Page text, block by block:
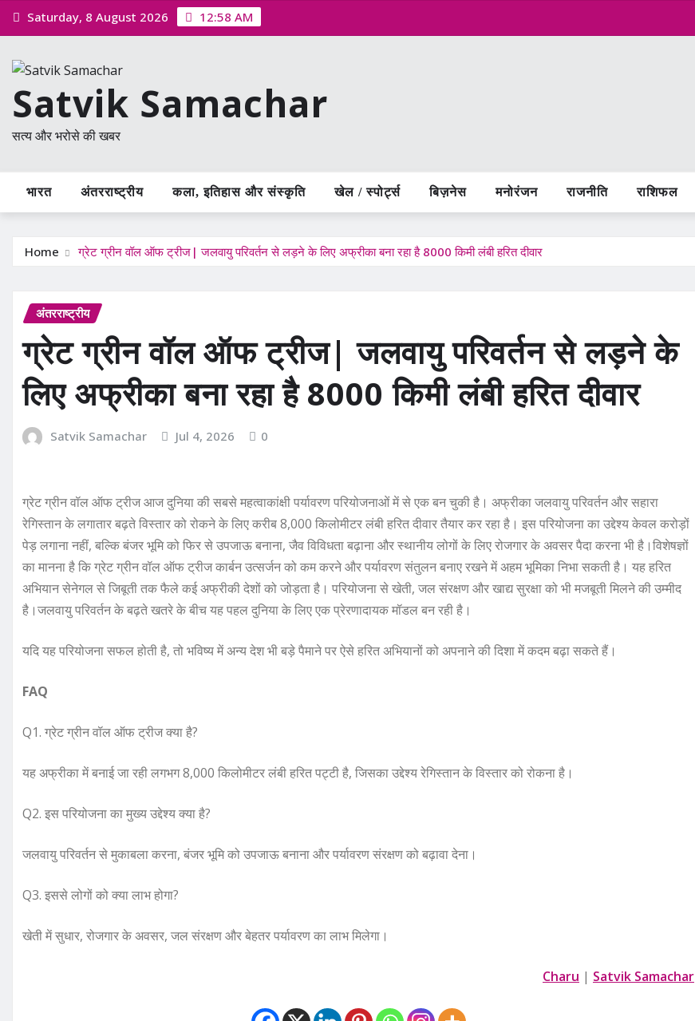
Skip Saturday, 8 August 2026 12:58 AM
Satvik Samachar
सत्य और भरोसे की खबर
भारत अंतरराष्ट्रीय कला, इतिहास और संस्कृति खेल / स्पोर्ट्स बिज़नेस मनोरंजन राजनीति राशिफल
Home ग्रेट ग्रीन वॉल ऑफ ट्रीज| जलवायु परिवर्तन से लड़ने के लिए अफ्रीका बना रहा है 8000 किमी लंबी हरित दीवार
अंतरराष्ट्रीय
ग्रेट ग्रीन वॉल ऑफ ट्रीज| जलवायु परिवर्तन से लड़ने के
लिए अफ्रीका बना रहा है 8000 किमी लंबी हरित दीवार
Satvik Samachar Jul 4, 2026 0
ग्रेट ग्रीन वॉल ऑफ ट्रीज आज दुनिया की सबसे महत्वाकांक्षी पर्यावरण परियोजनाओं में से एक बन चुकी है। अफ्रीका जलवायु परिवर्तन और सहारा
रेगिस्तान के लगातार बढ़ते विस्तार को रोकने के लिए करीब 8,000 किलोमीटर लंबी हरित दीवार तैयार कर रहा है। इस परियोजना का उद्देश्य केवल करोड़ों
पेड़ लगाना नहीं, बल्कि बंजर भूमि को फिर से उपजाऊ बनाना, जैव विविधता बढ़ाना और स्थानीय लोगों के लिए रोजगार के अवसर पैदा करना भी है।विशेषज्ञों
का मानना है कि ग्रेट ग्रीन वॉल ऑफ ट्रीज कार्बन उत्सर्जन को कम करने और पर्यावरण संतुलन बनाए रखने में अहम भूमिका निभा सकती है। यह हरित
अभियान सेनेगल से जिबूती तक फैले कई अफ्रीकी देशों को जोड़ता है। परियोजना से खेती, जल संरक्षण और खाद्य सुरक्षा को भी मजबूती मिलने की उम्मीद
है।जलवायु परिवर्तन के बढ़ते खतरे के बीच यह पहल दुनिया के लिए एक प्रेरणादायक मॉडल बन रही है।
यदि यह परियोजना सफल होती है, तो भविष्य में अन्य देश भी बड़े पैमाने पर ऐसे हरित अभियानों को अपनाने की दिशा में कदम बढ़ा सकते हैं।
FAQ
Q1. ग्रेट ग्रीन वॉल ऑफ ट्रीज क्या है?
यह अफ्रीका में बनाई जा रही लगभग 8,000 किलोमीटर लंबी हरित पट्टी है, जिसका उद्देश्य रेगिस्तान के विस्तार को रोकना है।
Q2. इस परियोजना का मुख्य उद्देश्य क्या है?
जलवायु परिवर्तन से मुकाबला करना, बंजर भूमि को उपजाऊ बनाना और पर्यावरण संरक्षण को बढ़ावा देना।
Q3. इससे लोगों को क्या लाभ होगा?
खेती में सुधार, रोजगार के अवसर, जल संरक्षण और बेहतर पर्यावरण का लाभ मिलेगा।
Charu | Satvik Samachar